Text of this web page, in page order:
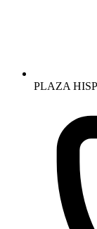
PLAZA